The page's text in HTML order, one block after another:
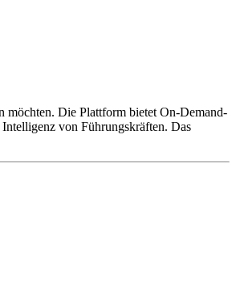
möchten. Die Plattform bietet On-Demand-
Intelligenz von Führungskräften. Das